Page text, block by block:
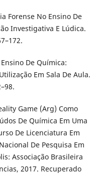
Forense No Ensino De
Investigativa E Lúdica.
De Química:
Em Sala De Aula.
Game (Arg) Como
De Química Em Uma
De Licenciatura Em
De Pesquisa Em
Associação Brasileira
2017. Recuperado